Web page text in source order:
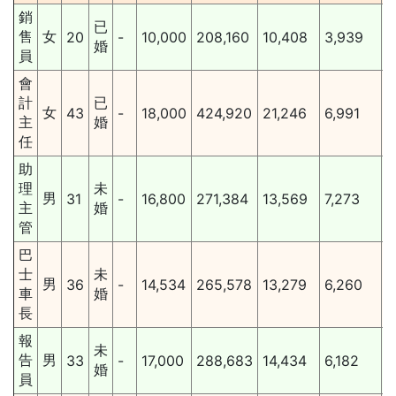
銷
售
員
女 20
已
婚
- 10,000 208,160 10,408 3,939
會
計
主
任
女 43
已
婚
- 18,000 424,920 21,246 6,991
助
理
主
管
男 31
未
婚
- 16,800 271,384 13,569 7,273
巴
士
車
長
男 36
未
婚
- 14,534 265,578 13,279 6,260
報
告
員
男 33
未
婚
- 17,000 288,683 14,434 6,182